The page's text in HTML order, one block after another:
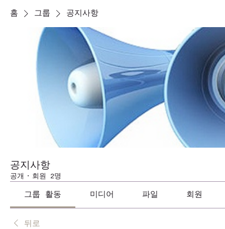
홈 그룹 공지사항
공지사항
공개 · 회원 2명
그룹 활동 미디어 파일 회원
뒤로